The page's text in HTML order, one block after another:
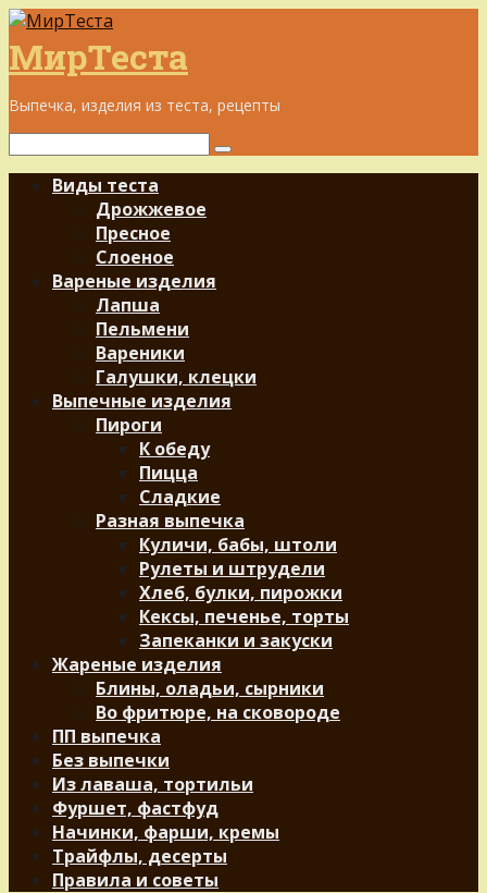
Перейти
к
контенту
МирТеста
Выпечка, изделия из теста, рецепты
Поиск:
Виды теста
Дрожжевое
Пресное
Слоеное
Вареные изделия
Лапша
Пельмени
Вареники
Галушки, клецки
Выпечные изделия
Пироги
К обеду
Пицца
Сладкие
Разная выпечка
Куличи, бабы, штоли
Рулеты и штрудели
Хлеб, булки, пирожки
Кексы, печенье, торты
Запеканки и закуски
Жареные изделия
Блины, оладьи, сырники
Во фритюре, на сковороде
ПП выпечка
Без выпечки
Из лаваша, тортильи
Фуршет, фастфуд
Начинки, фарши, кремы
Трайфлы, десерты
Правила и советы